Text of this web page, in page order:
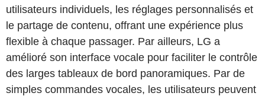
utilisateurs individuels, les réglages personnalisés et
le partage de contenu, offrant une expérience plus
flexible à chaque passager. Par ailleurs, LG a
amélioré son interface vocale pour faciliter le contrôle
des larges tableaux de bord panoramiques. Par de
simples commandes vocales, les utilisateurs peuvent